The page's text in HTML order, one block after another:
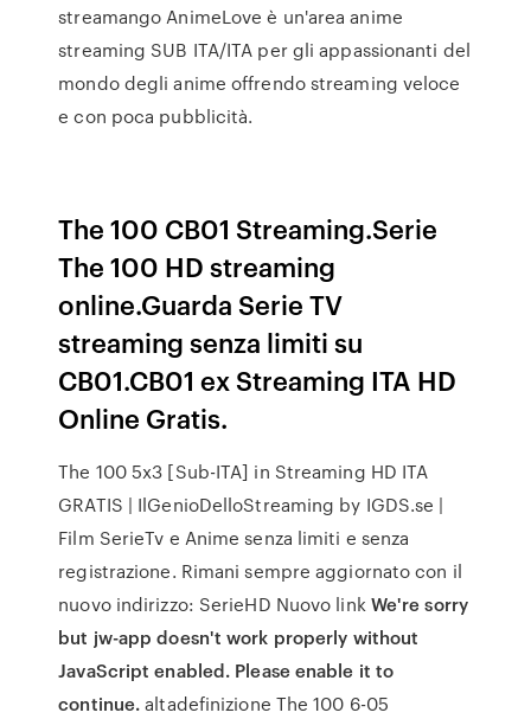
streamango AnimeLove è un'area anime
streaming SUB ITA/ITA per gli appassionanti del
mondo degli anime offrendo streaming veloce
e con poca pubblicità.
The 100 CB01 Streaming.Serie
The 100 HD streaming
online.Guarda Serie TV
streaming senza limiti su
CB01.CB01 ex Streaming ITA HD
Online Gratis.
The 100 5x3 [Sub-ITA] in Streaming HD ITA
GRATIS | IlGenioDelloStreaming by IGDS.se |
Film SerieTv e Anime senza limiti e senza
registrazione. Rimani sempre aggiornato con il
nuovo indirizzo: SerieHD Nuovo linkWe're sorry
but jw-app doesn't work properly without
JavaScript enabled. Please enable it to
continue.altadefinizione The 100 6-05